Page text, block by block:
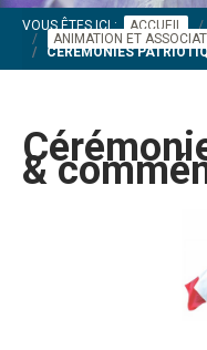
VOUS ÊTES ICI : ACCUEIL
ANIMATION ET
CÉRÉMONIES
&